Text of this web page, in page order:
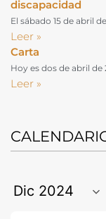
discapacidad
El sábado 15 de abril
Leer »
Carta
Hoy es dos de abril
Leer »